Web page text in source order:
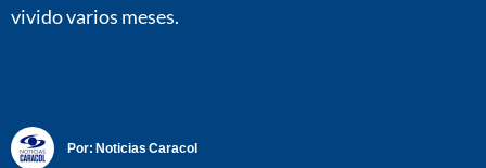
vivido varios meses.
Por: Noticias Caracol